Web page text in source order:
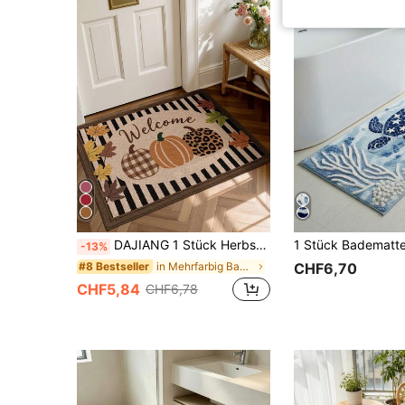
-13% DAJIANG 1 Stück Herbst Ernte Fußmatte, minimalistischer Kürbis Herbst Ernte Teppich, Willkommens Matte, Plüsch & Dick, süße Cartoon, bequem & weich Lässig Stil, Maschinenwaschbar, geeignet für Küche, Badezimmer, Esszimmer, Flur, Party, Zusammenkunft, Neujahr, alle Jahreszeiten, Herbst Hof Dekoration, Herbst Heim Dekoration, Raum Dekoration, Festival Dekoration Küchen Teppich
#8 Bestseller in Mehrfarbig Badematten
CHF5,84 CHF6,78
CHF6,70